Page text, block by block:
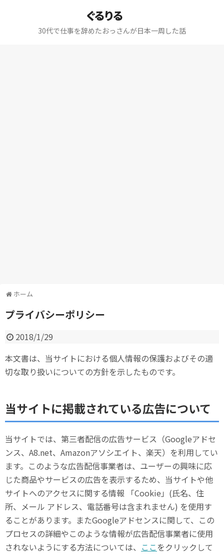
ぐるりる
30代で仕事を辞めたおっさんが日本一周した話
ホーム
プライバシーポリシー
2018/1/29
本文書は、当サイトにおける個人情報の保護およびその適
切な取り扱いについての方針を示したものです。
当サイトに掲載されている広告について
当サイトでは、第三者配信の広告サービス（Googleアドセ
ンス、A8.net、Amazonアソシエイト、楽天）を利用してい
ます。このような広告配信事業者は、ユーザーの興味に応
じた商品やサービスの広告を表示するため、当サイトや他
サイトへのアクセスに関する情報 「Cookie」(氏名、住
所、メール アドレス、電話番号は含まれません) を使用す
ることがあります。またGoogleアドセンスに関して、この
プロセスの詳細やこのような情報が広告配信事業者に使用
されないようにする方法については、 ここをクリックして